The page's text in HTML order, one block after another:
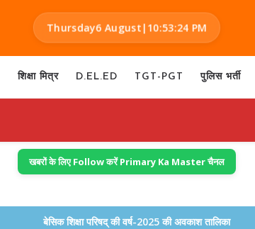
Thursday6 August| 10:53:25 PM
शिक्षा मित्र D.EL.ED TGT-PGT पुलिस भर्ती
खबरों के लिए Follow करें Primary Ka Master चैनल
बेसिक शिक्षा परिषद् की वर्ष-2025 की अवकाश तालिका